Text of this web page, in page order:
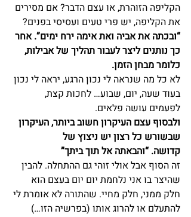
הקליפה הזוהרת, או עצם הדבר? אם מסירים
את הקליפה, יש פרי טעים ועסיסי בפנים?
“ובכתה את אביה ואת אימה ירח ימים”. אחר
כך נותנים ליצר לעבור תהליך של אבילות,
כלומר מבחן הזמן.
לא כל מה שנראה לי נכון הרגע, יראה לי נכון
בעוד שעה, יום, שבוע… לחכות קצת,
לפעמים עושה פלאים.
ולבסוף עצם העיקרון חשוב ביותר, העיקרון
שבשורש כל רצון יש ניצוץ של
קדושה. “והבאתה אל תוך ביתך”
זה הסוף אבל אולי זוהי גם ההתחלה. להבין
שהיצר בו אני נלחמת יום יום בעצם הוא
חלק ממני, חלק מחיי. שהתורה לא אומרת לי
להתעלם או להרוג אותו (בפרשיה הזו…)